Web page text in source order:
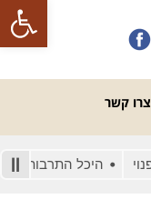
פתח
צרו קשר
היכל התרבות מונגש